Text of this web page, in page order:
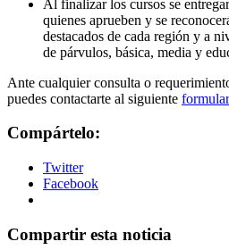
Al finalizar los cursos se
quienes aprueben y se
destacados de cada región y a
de párvulos, básica, media y
Ante cualquier consulta o
puedes contactarte al siguiente
Compártelo:
Twitter
Facebook
Compartir esta noticia